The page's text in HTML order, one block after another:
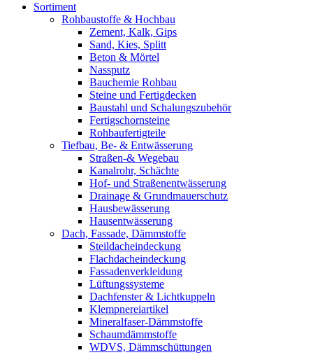
Sortiment
Rohbaustoffe & Hochbau
Zement, Kalk, Gips
Sand, Kies, Splitt
Beton & Mörtel
Nassputz
Bauchemie Rohbau
Steine und Fertigdecken
Baustahl und Schalungszubehör
Fertigschornsteine
Rohbaufertigteile
Tiefbau, Be- & Entwässerung
Straßen-& Wegebau
Kanalrohr, Schächte
Hof- und Straßenentwässerung
Drainage & Grundmauerschutz
Hausbewässerung
Hausentwässerung
Dach, Fassade, Dämmstoffe
Steildacheindeckung
Flachdacheindeckung
Fassadenverkleidung
Lüftungssysteme
Dachfenster & Lichtkuppeln
Klempnereiartikel
Mineralfaser-Dämmstoffe
Schaumdämmstoffe
WDVS, Dämmschüttungen